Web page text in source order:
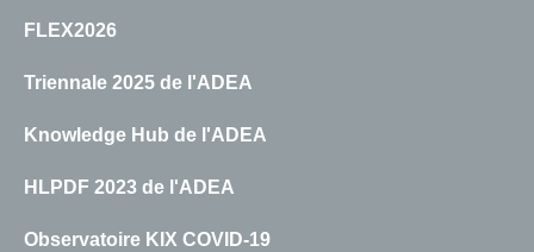
FLEX2026
Triennale 2025 de l'ADEA
Knowledge Hub de l'ADEA
HLPDF 2023 de l'ADEA
Observatoire KIX COVID-19